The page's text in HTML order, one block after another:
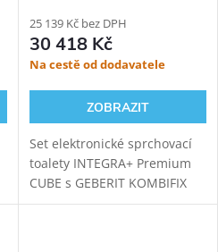
110.367.00.5
25 139 Kč bez DPH
30 418 Kč
Na cestě od dodavatele
ZOBRAZIT
Set elektronické sprchovací
toalety INTEGRA+ Premium
CUBE s GEBERIT KOMBIFIX
110.367.00.5 modulem pro